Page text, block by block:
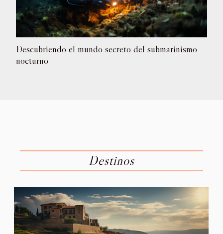
Descubriendo el mundo secreto del submarinismo
nocturno
Destinos